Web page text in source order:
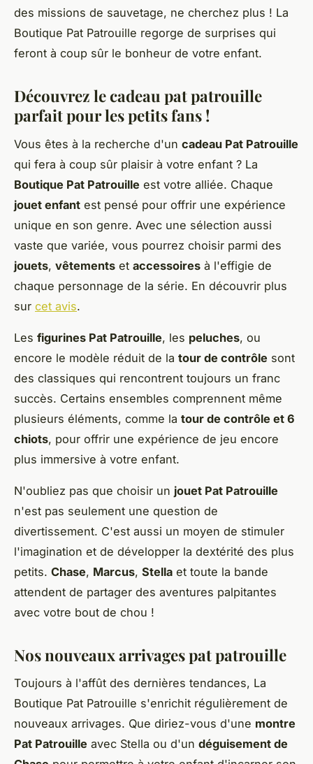
des missions de sauvetage, ne cherchez plus ! La
Boutique Pat Patrouille regorge de surprises qui
feront à coup sûr le bonheur de votre enfant.
Découvrez le cadeau pat patrouille
parfait pour les petits fans !
Vous êtes à la recherche d'un cadeau Pat Patrouille
qui fera à coup sûr plaisir à votre enfant ? La
Boutique Pat Patrouille est votre alliée. Chaque
jouet enfant est pensé pour offrir une expérience
unique en son genre. Avec une sélection aussi
vaste que variée, vous pourrez choisir parmi des
jouets, vêtements et accessoires à l'effigie de
chaque personnage de la série. En découvrir plus
sur cet avis.
Les figurines Pat Patrouille, les peluches, ou
encore le modèle réduit de la tour de contrôle sont
des classiques qui rencontrent toujours un franc
succès. Certains ensembles comprennent même
plusieurs éléments, comme la tour de contrôle et 6
chiots, pour offrir une expérience de jeu encore
plus immersive à votre enfant.
N'oubliez pas que choisir un jouet Pat Patrouille
n'est pas seulement une question de
divertissement. C'est aussi un moyen de stimuler
l'imagination et de développer la dextérité des plus
petits. Chase, Marcus, Stella et toute la bande
attendent de partager des aventures palpitantes
avec votre bout de chou !
Nos nouveaux arrivages pat patrouille
Toujours à l'affût des dernières tendances, La
Boutique Pat Patrouille s'enrichit régulièrement de
nouveaux arrivages. Que diriez-vous d'une montre
Pat Patrouille avec Stella ou d'un déguisement de